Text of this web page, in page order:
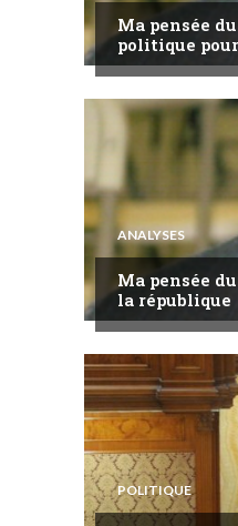
Ma pensée
politique
ANALYSES
Ma pensée
la république
POLITIQUE